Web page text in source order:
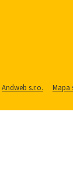
Andweb s.r.o. Mapa